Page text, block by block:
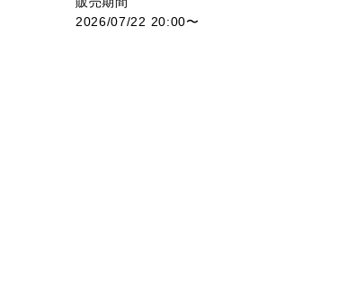
2026/07/22 20:00〜